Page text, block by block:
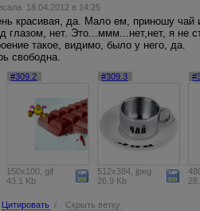
18.04.2012 в 14:25
красивая, да. Мало ем, приношу чай
глазом, нет. Это...ммм...нет,нет, я не
такое, видимо, было у него, да.
свободна.
#309.2
150x100, gif
43.1 Kb
#309.3
512x384, jpeg
26.9 Kb
Цитировать / Скрыть ветку